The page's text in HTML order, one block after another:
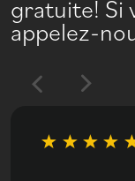
gratuite! Si
appelez-